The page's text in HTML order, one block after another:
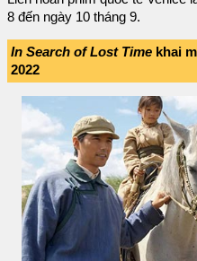
8 đến ngày 10 tháng 9.
In Search of Lost Time khai
2022